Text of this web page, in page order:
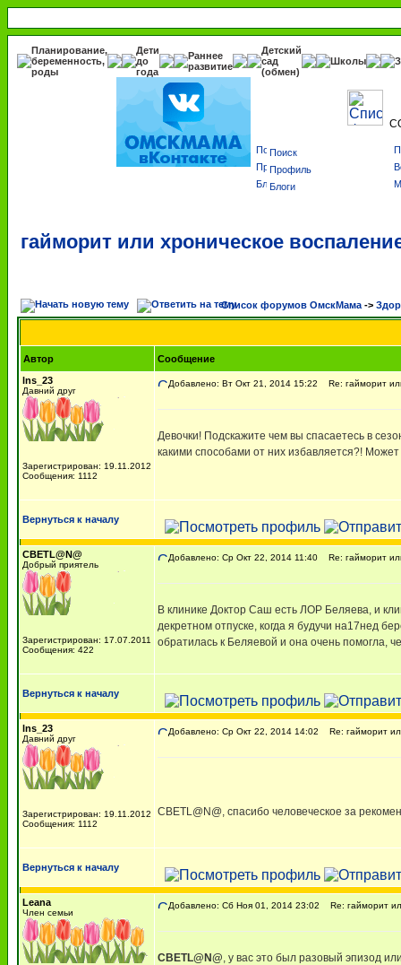
Планирование,
беременность,
роды
Дети
до
года
Раннее
развитие
Детский
сад
(обмен)
Школы
Поиск
Профиль
Блоги
гайморит или хроническое
Список форумов ОмскМама ->
Автор
Сообщение
lns_23
Давний друг
Зарегистрирован: 19.11.2012
Сообщения: 1112
Добавлено: Вт Окт 21, 2014 15:22 Re: гайморит
Девочки! Подскажите чем вы спасаетесь в
какими способами от них избавляется?!
Вернуться к началу
СВЕТL@N@
Добрый приятель
Зарегистрирован: 17.07.2011
Сообщения: 422
Добавлено: Ср Окт 22, 2014 11:40 Re: гайморит
В клинике Доктор Саш есть ЛОР Беляева, и
декретном отпуске, когда я будучи на17нед
обратилась к Беляевой и она очень помогла,
Вернуться к началу
lns_23
Давний друг
Зарегистрирован: 19.11.2012
Сообщения: 1112
Добавлено: Ср Окт 22, 2014 14:02 Re: гайморит
СВЕТL@N@, спасибо человеческое за
Вернуться к началу
Leana
Член семьи
Добавлено: Сб Ноя 01, 2014 23:02 Re: гайморит
СВЕТL@N@, у вас это был разовый эпизод